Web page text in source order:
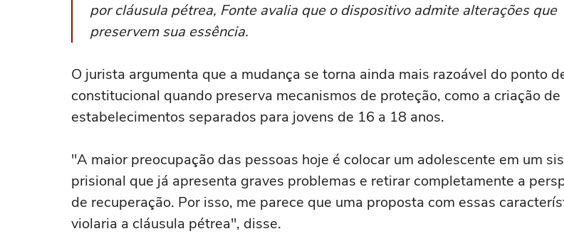
por cláusula pétrea, Fonte avalia que o dispositivo admite alterações que
preservem sua essência.
O jurista argumenta que a mudança se torna ainda mais razoável do ponto
constitucional quando preserva mecanismos de proteção, como a criação de
estabelecimentos separados para jovens de 16 a 18 anos.
"A maior preocupação das pessoas hoje é colocar um adolescente em um
prisional que já apresenta graves problemas e retirar completamente a
de recuperação. Por isso, me parece que uma proposta com essas
violaria a cláusula pétrea", disse.